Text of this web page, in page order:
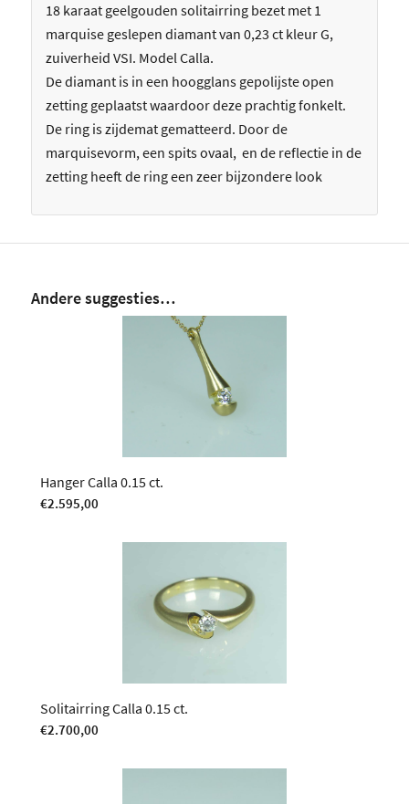
18 karaat geelgouden solitairring bezet met 1
marquise geslepen diamant van 0,23 ct kleur G,
zuiverheid VSI. Model Calla.
De diamant is in een hoogglans gepolijste open
zetting geplaatst waardoor deze prachtig fonkelt.
De ring is zijdemat gematteerd. Door de
marquisevorm, een spits ovaal, en de reflectie in de
zetting heeft de ring een zeer bijzondere look
Andere suggesties…
Hanger Calla 0.15 ct.
€2.595,00
Solitairring Calla 0.15 ct.
€2.700,00